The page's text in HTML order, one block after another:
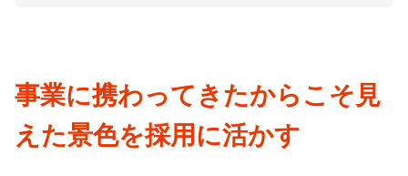
事業に携わってきたからこそ見
えた景色を採用に活かす